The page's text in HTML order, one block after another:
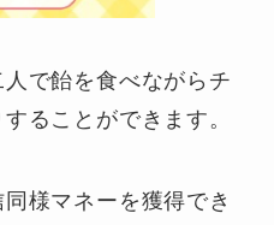
で飴を食べながらチ
ることができます。
様マネーを獲得でき